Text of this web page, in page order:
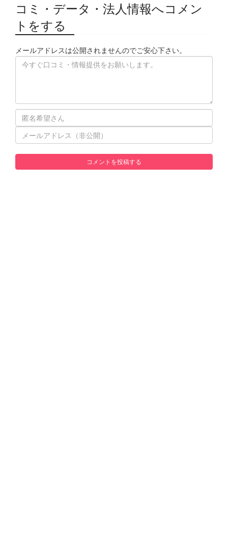
コミ・データ・法人情報へコメン
トをする
メールアドレスは公開されませんのでご安心下さい。